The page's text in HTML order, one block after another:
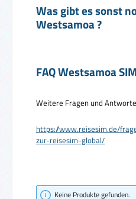
Was gibt es sonst
Westsamoa ?
FAQ Westsamoa
Weitere Fragen und
https://www.reisesim.de/
zur-reisesim-global/
Keine Produkte gefunden.